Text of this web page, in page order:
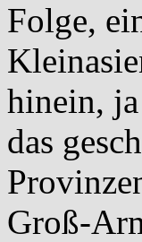
Folge,
hinein,
das
Groß-